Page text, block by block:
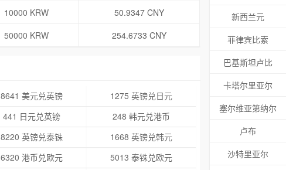
10000 KRW
50.9347 CNY
50000 KRW 254.6733 CNY
8641 美元兑英镑
1275 英镑兑日元
441 日元兑英镑
248 韩元兑港币
8220 英镑兑泰铢
1668 英镑兑韩元
6320 港币兑欧元
5013 泰铢兑欧元
新西兰元
菲律宾比索
巴基斯坦卢比
卡塔尔里亚尔
塞尔维亚第纳尔
卢布
沙特里亚尔